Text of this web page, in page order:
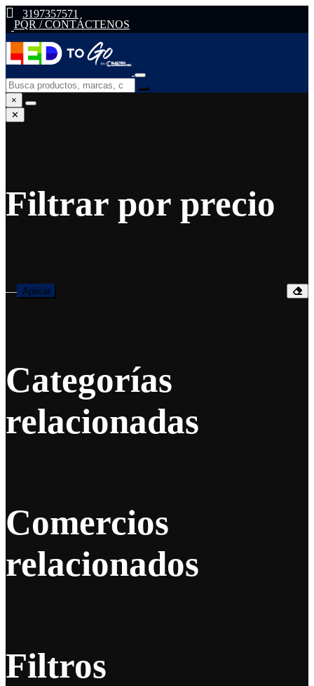
3197357571
PQR / CONTÁCTENOS
×
✕
Filtrar por precio
— Aplicar
Categorías
relacionadas
Comercios
relacionados
Filtros